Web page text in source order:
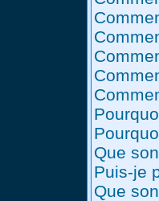
Que
Puis-je
Que